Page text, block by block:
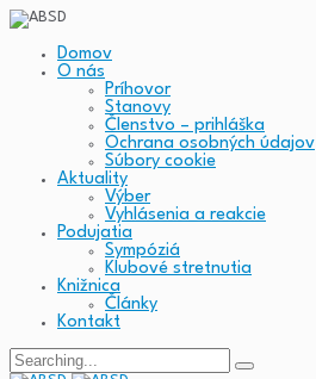
Domov
O nás
Príhovor
Stanovy
Členstvo – prihláška
Ochrana osobných údajov
Súbory cookie
Aktuality
Výber
Vyhlásenia a reakcie
Podujatia
Sympóziá
Klubové stretnutia
Knižnica
Články
Kontakt
Search
for: